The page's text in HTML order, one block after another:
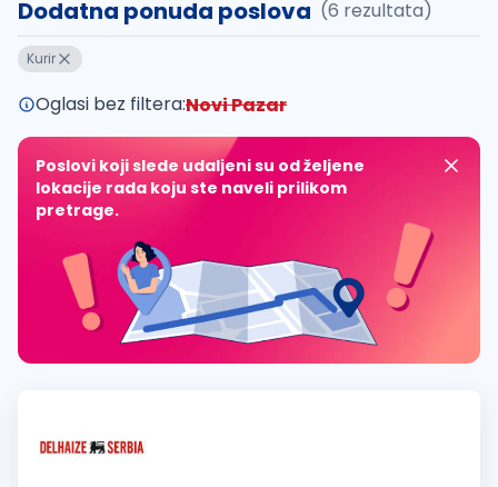
Dodatna ponuda poslova (6 rezultata)
Kurir
Oglasi bez filtera:Novi Pazar
Poslovi koji slede udaljeni su od željene
lokacije rada koju ste naveli prilikom
pretrage.